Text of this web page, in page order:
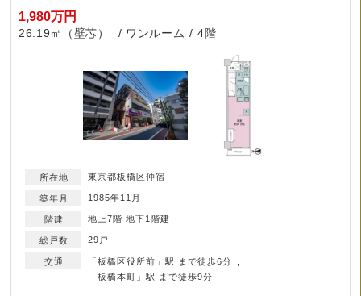
1,980万円
26.19㎡（壁芯） ワンルーム 4階
東京都板橋区仲宿
1985年11月
地上7階 地下1階建
29戸
「板橋区役所前」駅 まで徒歩6分
「板橋本町」駅 まで徒歩9分